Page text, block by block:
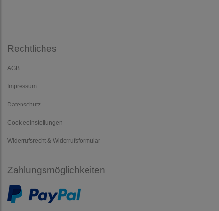
Rechtliches
AGB
Impressum
Datenschutz
Cookieeinstellungen
Widerrufsrecht & Widerrufsformular
Zahlungsmöglichkeiten